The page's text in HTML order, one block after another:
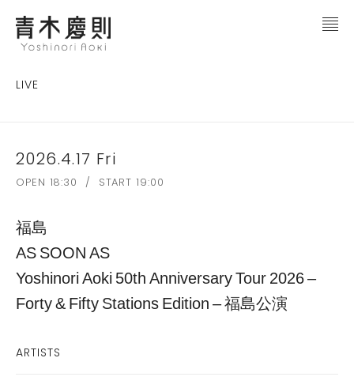
LIVE
2026.4.17 Fri
OPEN 18:30 / START 19:00
福島
AS SOON AS
Yoshinori Aoki 50th Anniversary Tour 2026 –
Forty & Fifty Stations Edition – 福島公演
ARTISTS